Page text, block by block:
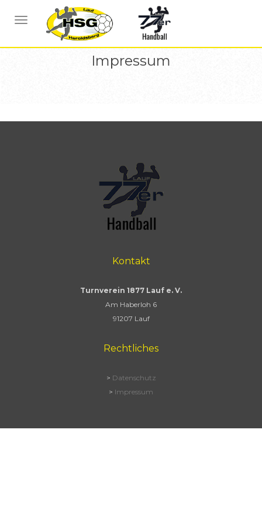
NAVIGATION UMSCHALTEN
Impressum
Kontakt
Turnverein 1877 Lauf e. V.
Am Haberloh 6
91207 Lauf
Rechtliches
> Datenschutz
> Impressum